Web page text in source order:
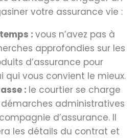
votre assurance vie :
: vous n’avez pas à
approfondies sur les
d’assurance pour
qui vous convient le mieux.
: le courtier se charge
administratives
d’assurance. Il
les détails du contrat et